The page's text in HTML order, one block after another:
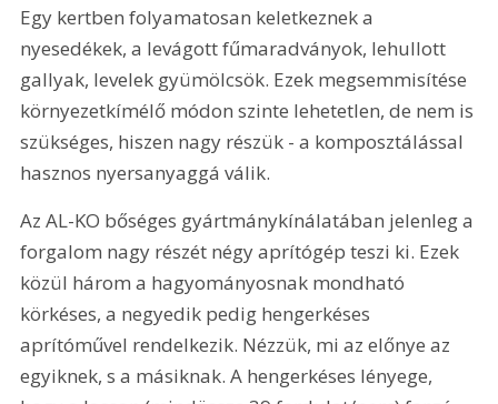
Egy kertben folyamatosan keletkeznek a
nyesedékek, a levágott fűmaradványok, lehullott
gallyak, levelek gyümölcsök. Ezek megsemmisítése
környezetkímélő módon szinte lehetetlen, de nem is
szükséges, hiszen nagy részük - a komposztálással
hasznos nyersanyaggá válik.
Az AL-KO bőséges gyártmánykínálatában jelenleg a
forgalom nagy részét négy aprítógép teszi ki. Ezek
közül három a hagyományosnak mondható
körkéses, a negyedik pedig hengerkéses
aprítóművel rendelkezik. Nézzük, mi az előnye az
egyiknek, s a másiknak. A hengerkéses lényege,